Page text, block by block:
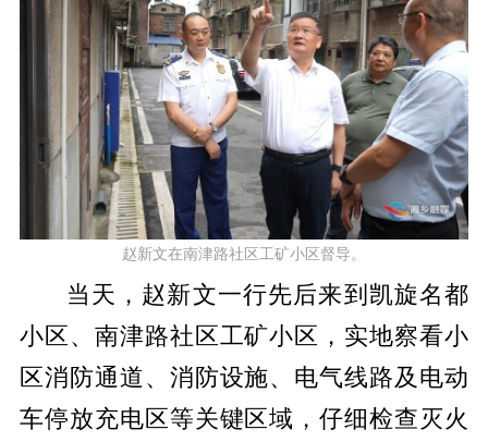
赵新文在南津路社区工矿小区督导。
当天，赵新文一行先后来到凯旋名都
小区、南津路社区工矿小区，实地察看小
区消防通道、消防设施、电气线路及电动
车停放充电区等关键区域，仔细检查灭火